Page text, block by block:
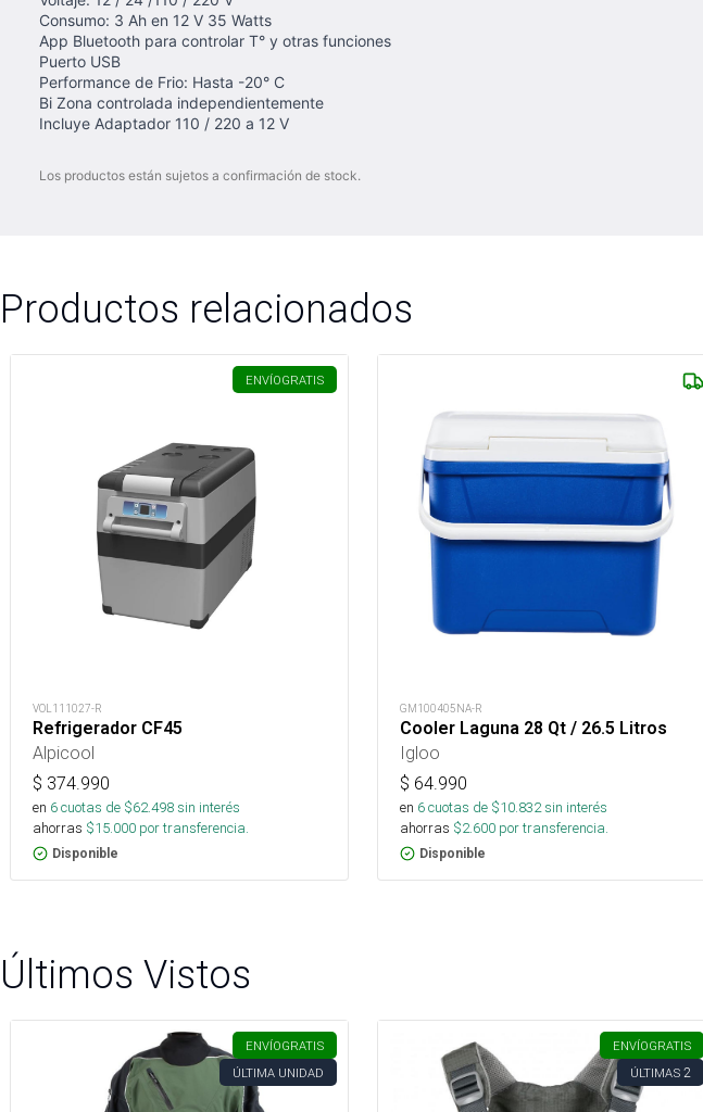
Consumo: 3 Ah en 12 V 35 Watts
App Bluetooth para controlar T° y otras funciones
Puerto USB
Performance de Frio: Hasta -20° C
Bi Zona controlada independientemente
Incluye Adaptador 110 / 220 a 12 V
Los productos están sujetos a confirmación de stock.
Productos relacionados
ENVÍOGRATIS
VOL111027-R
Refrigerador CF45
Alpicool
$ 374.990
en 6cuotas de $62.498sin interés
ahorras $15.000 por transferencia.
Disponible
GM100405NA-R
Cooler Laguna 28 Qt / 26.5 Litros
Igloo
$ 64.990
en 6cuotas de $10.832sin interés
ahorras $2.600 por transferencia.
Disponible
Últimos Vistos
ENVÍOGRATIS
ÚLTIMA UNIDAD
ENVÍOGRATIS
ÚLTIMAS 2